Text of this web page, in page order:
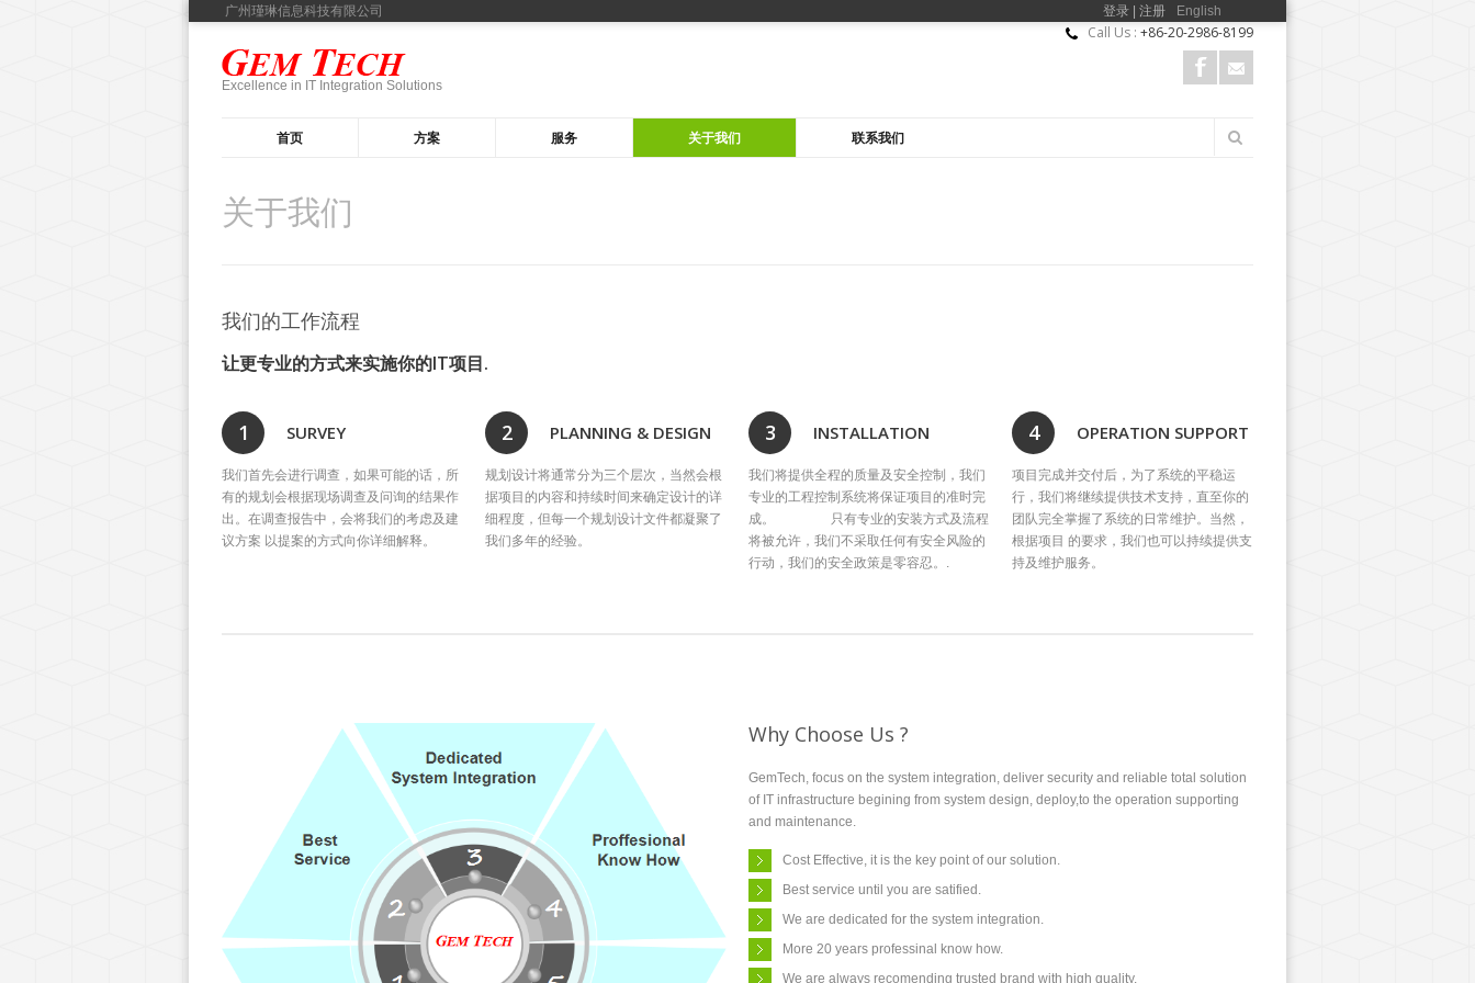
广州瑾琳信息科技有限公司 登录 | 注册 English
Excellence in IT Integration Solutions
Call Us : +86-20-2986-8199
首页 方案 服务 关于我们 联系我们
搜
搜索
关于我们
我们的工作流程
让更专业的方式来实施你的IT项目.
1 SURVEY
我们首先会进行调查，如果可能的话，所
有的规划会根据现场调查及问询的结果作
出。在调查报告中，会将我们的考虑及建
议方案 以提案的方式向你详细解释。
2 PLANNING & DESIGN
规划设计将通常分为三个层次，当然会根
据项目的内容和持续时间来确定设计的详
细程度，但每一个规划设计文件都凝聚了
我们多年的经验。
3 INSTALLATION
我们将提供全程的质量及安全控制，我们
专业的工程控制系统将保证项目的准时完
成。 只有专业的安装方式及流程
将被允许，我们不采取任何有安全风险的
行动，我们的安全政策是零容忍。.
4 OPERATION SUPPORT
项目完成并交付后，为了系统的平稳运
行，我们将继续提供技术支持，直至你的
团队完全掌握了系统的日常维护。当然，
根据项目 的要求，我们也可以持续提供支
持及维护服务。
Why Choose Us ?
GemTech, focus on the system integration, deliver security and reliable total solution
of IT infrastructure begining from system design, deploy,to the operation supporting
and maintenance.
Cost Effective, it is the key point of our solution.
Best service until you are satified.
We are dedicated for the system integration.
More 20 years professinal know how.
We are always recomending trusted brand with high quality.